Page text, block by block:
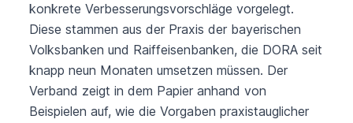
konkrete Verbesserungsvorschläge vorgelegt.
Diese stammen aus der Praxis der bayerischen
Volksbanken und Raiffeisenbanken, die DORA seit
knapp neun Monaten umsetzen müssen. Der
Verband zeigt in dem Papier anhand von
Beispielen auf, wie die Vorgaben praxistauglicher